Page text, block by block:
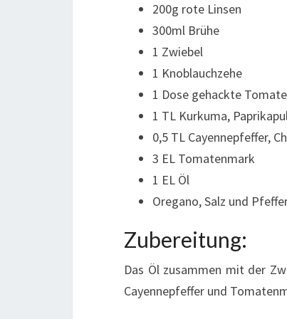
200g rote Linsen
300ml Brühe
1 Zwiebel
1 Knoblauchzehe
1 Dose gehackte
1 TL Kurkuma,
0,5 TL Cayennepfeffer,
3 EL Tomatenmark
1 EL Öl
Oregano, Salz und
Zubereitung:
Das Öl zusammen mit der
Cayennepfeffer und